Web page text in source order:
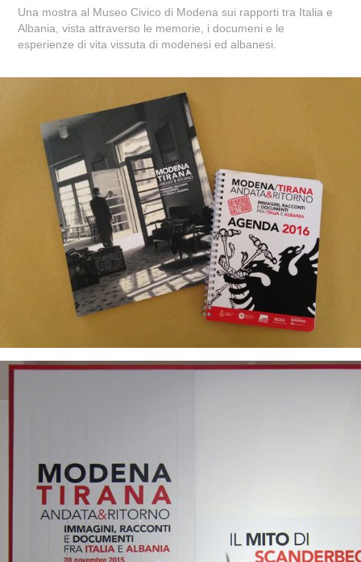
Una mostra al Museo Civico di Modena sui rapporti tra Italia e
Albania, vista attraverso le memorie, i documeni e le
esperienze di vita vissuta di modenesi ed albanesi.